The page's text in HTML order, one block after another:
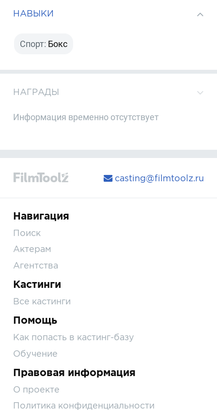
НАВЫКИ
Спорт: Бокс
НАГРАДЫ
Информация временно отсутствует
casting@filmtoolz.ru
Навигация
Поиск
Актерам
Агентства
Кастинги
Все кастинги
Помощь
Как попасть в кастинг-базу
Обучение
Правовая информация
О проекте
Политика конфиденциальности